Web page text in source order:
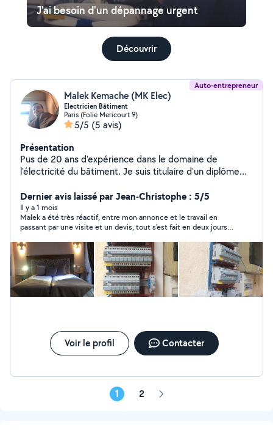
J'ai besoin d'un dépannage urgent
Découvrir
Auto-entrepreneur
Malek Kemache (MK Elec)
Electricien Bâtiment
Paris (Folie Mericourt 9)
5/5 (5 avis)
Présentation
Pus de 20 ans d'expérience dans le domaine de
l'électricité du bâtiment. Je suis titulaire d'un diplôme
compétences techniques nécessaires pour exercer ce
métier. Au cours de ma carrière, j'ai réalisé des travaux
d'installation, de maintenance, de dépannage et de
mise en conformité des installations électriques dans
différents types de bâtiments. Cette expérience m'a
permis de développer un solide savoir-faire, ainsi qu'un
sens des responsabilités, de la rigueur et du travail en
équipe.
Dernier avis laissé par Jean-Christophe : 5/5
Il y a 1 mois
Malek a été très réactif, entre mon annonce et le travail en
passant par une visite et un devis, tout s'est fait en deux jours !
Voir le profil Contacter
1 2 Page